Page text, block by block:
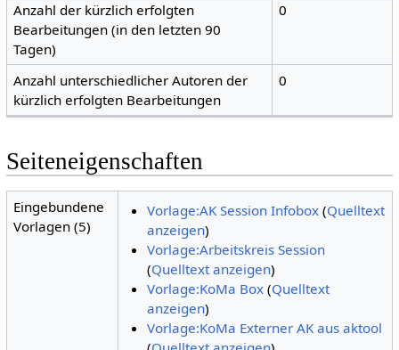
Anzahl der kürzlich erfolgten
Bearbeitungen (in den letzten 90
Tagen)
0
Anzahl unterschiedlicher Autoren der
kürzlich erfolgten Bearbeitungen
0
Seiteneigenschaften
Eingebundene
Vorlagen (5)
Vorlage:AK Session Infobox(Quelltext
anzeigen)
Vorlage:Arbeitskreis Session
(Quelltext anzeigen)
Vorlage:KoMa Box(Quelltext
anzeigen)
Vorlage:KoMa Externer AK aus aktool